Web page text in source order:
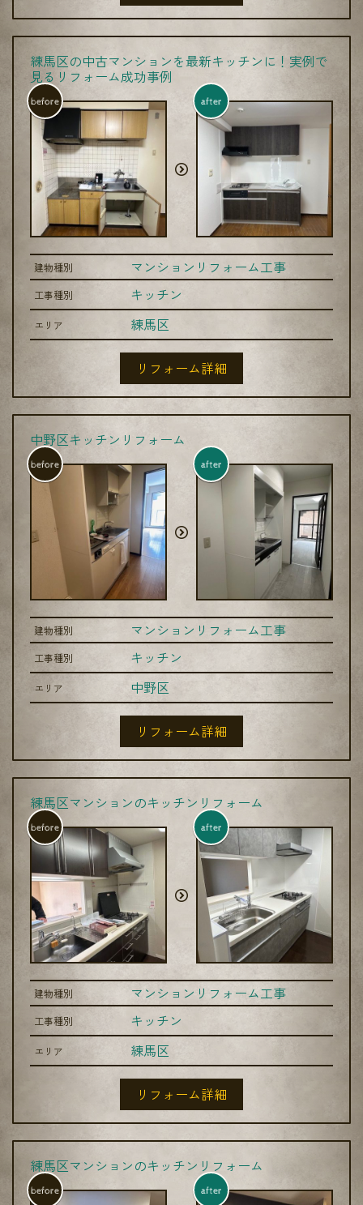
練馬区の中古マンションを最新キッチンに！実例で
見るリフォーム成功事例
before after
建物種別 マンションリフォーム工事
工事種別 キッチン
エリア 練馬区
リフォーム詳細
中野区キッチンリフォーム
before after
建物種別 マンションリフォーム工事
工事種別 キッチン
エリア 中野区
リフォーム詳細
練馬区マンションのキッチンリフォーム
before after
建物種別 マンションリフォーム工事
工事種別 キッチン
エリア 練馬区
リフォーム詳細
練馬区マンションのキッチンリフォーム
before after